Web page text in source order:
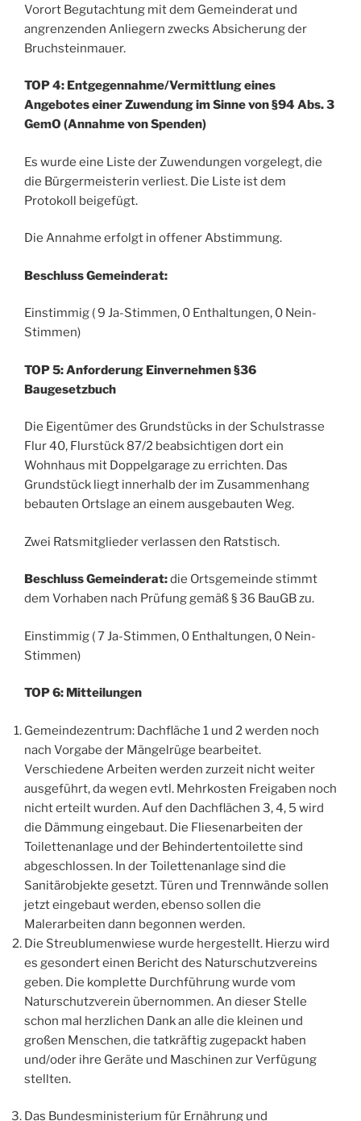
Vorort Begutachtung mit dem Gemeinderat und
angrenzenden Anliegern zwecks Absicherung der
Bruchsteinmauer.
TOP 4: Entgegennahme/Vermittlung eines
Angebotes einer Zuwendung im Sinne von §94 Abs. 3
GemO (Annahme von Spenden)
Es wurde eine Liste der Zuwendungen vorgelegt, die
die Bürgermeisterin verliest. Die Liste ist dem
Protokoll beigefügt.
Die Annahme erfolgt in offener Abstimmung.
Beschluss Gemeinderat:
Einstimmig ( 9 Ja-Stimmen, 0 Enthaltungen, 0 Nein-
Stimmen)
TOP 5: Anforderung Einvernehmen §36
Baugesetzbuch
Die Eigentümer des Grundstücks in der Schulstrasse
Flur 40, Flurstück 87/2 beabsichtigen dort ein
Wohnhaus mit Doppelgarage zu errichten. Das
Grundstück liegt innerhalb der im Zusammenhang
bebauten Ortslage an einem ausgebauten Weg.
Zwei Ratsmitglieder verlassen den Ratstisch.
Beschluss Gemeinderat:die Ortsgemeinde stimmt
dem Vorhaben nach Prüfung gemäß § 36 BauGB zu.
Einstimmig ( 7 Ja-Stimmen, 0 Enthaltungen, 0 Nein-
Stimmen)
TOP 6: Mitteilungen
Gemeindezentrum: Dachfläche 1 und 2 werden noch
nach Vorgabe der Mängelrüge bearbeitet.
Verschiedene Arbeiten werden zurzeit nicht weiter
ausgeführt, da wegen evtl. Mehrkosten Freigaben noch
nicht erteilt wurden. Auf den Dachflächen 3, 4, 5 wird
die Dämmung eingebaut. Die Fliesenarbeiten der
Toilettenanlage und der Behindertentoilette sind
abgeschlossen. In der Toilettenanlage sind die
Sanitärobjekte gesetzt. Türen und Trennwände sollen
jetzt eingebaut werden, ebenso sollen die
Malerarbeiten dann begonnen werden.
Die Streublumenwiese wurde hergestellt. Hierzu wird
es gesondert einen Bericht des Naturschutzvereins
geben. Die komplette Durchführung wurde vom
Naturschutzverein übernommen. An dieser Stelle
schon mal herzlichen Dank an alle die kleinen und
großen Menschen, die tatkräftig zugepackt haben
und/oder ihre Geräte und Maschinen zur Verfügung
stellten.
Das Bundesministerium für Ernährung und